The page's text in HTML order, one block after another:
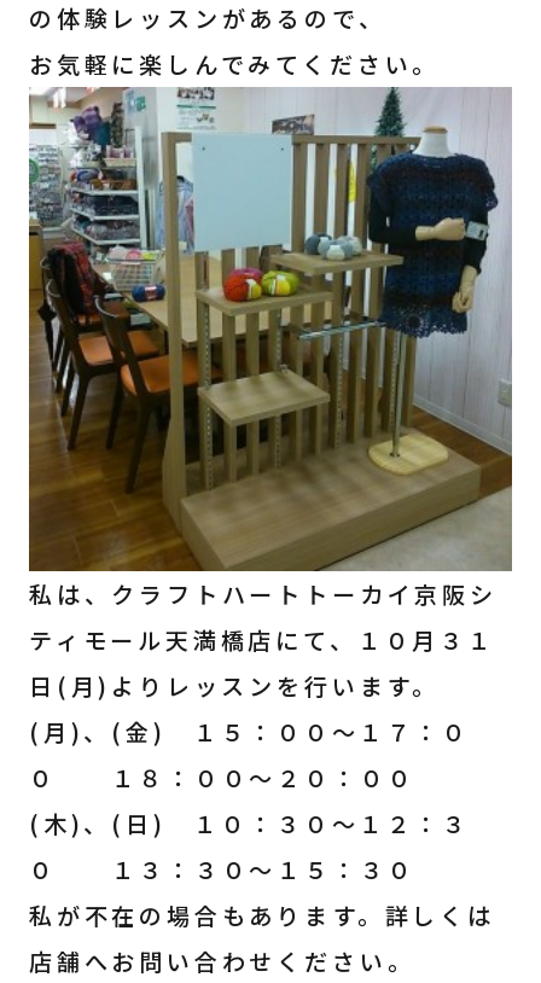
の体験レッスンがあるので、
お気軽に楽しんでみてください。
私は、クラフトハートトーカイ京阪シ
ティモール天満橋店にて、１０月３１
日(月)よりレッスンを行います。
(月)、(金) １５：００～１７：０
０ １８：００～２０：００
(木)、(日) １０：３０～１２：３
０ １３：３０～１５：３０
私が不在の場合もあります。詳しくは
店舗へお問い合わせください。